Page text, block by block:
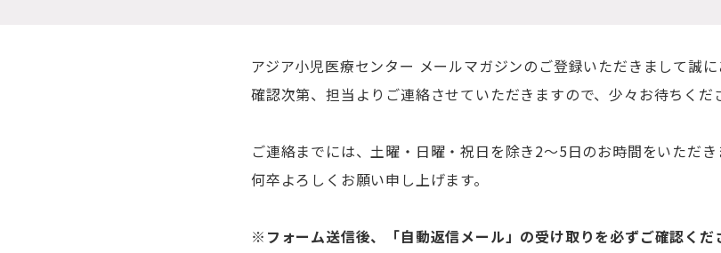
アジア小児医療センター メールマガジンのご登録いただきまして誠に
確認次第、担当よりご連絡させていただきますので、少々お待ちくだ
ご連絡までには、土曜・日曜・祝日を除き2～5日のお時間をいただき
何卒よろしくお願い申し上げます。
※ フォーム送信後、「自動返信メール」の受け取りを必ずご確認くだ